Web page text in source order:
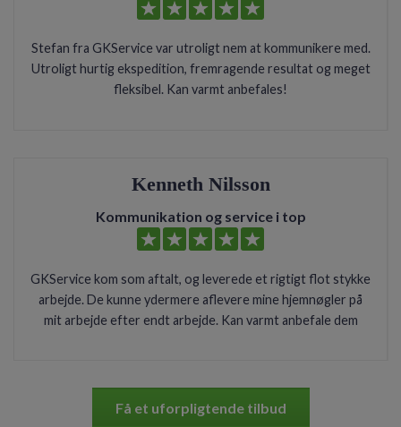
Stefan fra GKService var utroligt nem at kommunikere med.
Utroligt hurtig ekspedition, fremragende resultat og meget
fleksibel. Kan varmt anbefales!
Kenneth Nilsson
Kommunikation og service i top
GKService kom som aftalt, og leverede et rigtigt flot stykke
arbejde. De kunne ydermere aflevere mine hjemnøgler på
mit arbejde efter endt arbejde. Kan varmt anbefale dem
Få et uforpligtende tilbud